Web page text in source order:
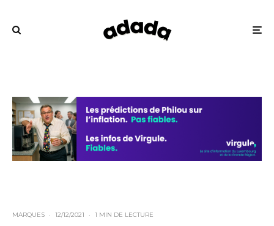
MARQUES · 12/12/2021 · 1 MIN DE LECTURE